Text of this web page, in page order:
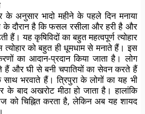
के अनुसार भादो महीने के पहले दिन मनाया
दौरान है कि फसल रसीला और हरी है और
हैं। यह कृषिविदों का बहुत महत्वपूर्ण त्योहार
त्योहार को बहुत ही धूमधाम से मनाते हैं। इस
का आदान-प्रदान किया जाता है। लोग
हैं और घी से बनी चपातियों का सेवन करते हैं
भरवाते हैं। त्रिपुरा के लोगों का यह भी
के बाद अखरोट मीठा हो जाता है। हालांकि
को चिह्नित करता है, लेकिन अब यह शायद